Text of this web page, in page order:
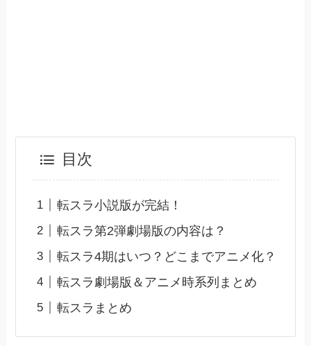
目次
転スラ小説版が完結！
転スラ第2弾劇場版の内容は？
転スラ4期はいつ？どこまでアニメ化？
転スラ劇場版＆アニメ時系列まとめ
転スラまとめ